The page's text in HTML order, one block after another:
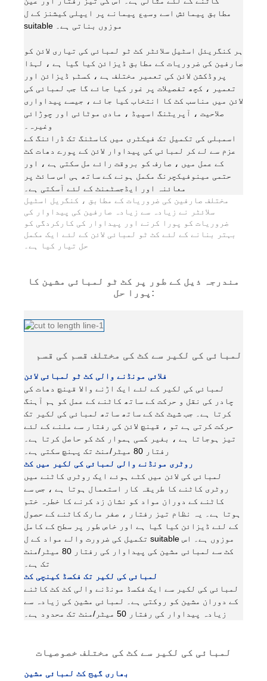
مطابق پیمائش اسے وسیع پیمانے پر ایپلی کیشنز کے ل
suitable موزوں بناتی ہے۔
ہر کنگریئل اسٹیل سلائٹر کٹ ٹو لمبائی کی تیاری لائن کو
صارفین کی ضروریات کے مطابق ڈیزائن کیا گیا ہے ، لہذا
پروڈکشن لائن کی تعمیر مختلف ہے ، کسٹم ڈیزائن اور
تعمیر ، کچھ تفصیلات پر غور کیا جائے گا جب لمبائی کی
لائن میں مناسب کٹ کا انتخاب کیا جائے ، جیسے پیداواری
صلاحیت ، آپریٹنگ اسپیڈ ، مادی موٹائی اور چوڑائی
وغیرہ۔
اسمبلی کی تکمیل تک فیکٹری میں کاسٹنگ تک ڈرائنگ کے
عزم سے لے کر لمبائی کی پیداوار لائن کے پورے دھات کٹ
کے عمل میں ، صارف کو بروقت رائے مل سکتی ہے ، اور
حتمی مینوفیکچرنگ مکمل ہونے کے ساتھ ہی اس سائٹ پر
معائنہ اور ایڈجسٹمنٹ کے لئے آسکتی ہے۔
مختلف صارفین کی ضروریات کے مطابق ، کنگریل اسٹیل
سلائٹر نے زیادہ سے زیادہ صارفین کی پیداوار کی
ضروریات کو پورا کرنے اور پیداوار کی کارکردگی کو
بہتر بنانے کے لئے کٹ ٹو لمبائی لائن کے لئے ایک مکمل
حل تیار کیا ہے۔
مندرجہ ذیل کے طور پر کٹ ٹو لمبائی مشین کا
پورا حل:
لمبائی کی لکیر سے کٹ کی مختلف قسم کی قسم
فلائی مونڈنے والی کٹ ٹو لمبائی لائن
لمبائی کی لکیر کے لئے ایک اڑنے والا قینچ دھات کی
چادر کی نقل و حرکت کے ساتھ کاٹنے کے عمل کو ہم آہنگ
کرتا ہے۔ جب شیٹ کٹ کے ساتھ ساتھ لمبائی کی لکیر تک
حرکت کرتی ہے تو ، قینچ لائن کی رفتار سے ملنے کے لئے
تیز ہوجاتا ہے ، بغیر کسی ہموار کٹ کو حاصل کرتا ہے۔
رفتار 80 میٹر/منٹ تک پہنچ سکتی ہے۔
روٹری مونڈنے والی لمبائی کی لکیر میں کٹ
لمبائی کی لائن میں کٹے ہوئے ایک روٹری کاٹنے میں
روٹری کاٹنے کا طریقہ کار استعمال ہوتا ہے ، جس سے
کاٹنے کے دوران مواد کو نشان زد کرنے کا خطرہ ختم
ہوتا ہے۔ یہ نظام تیز رفتار ، صفر مارک کاٹنے کے حصول
کے لئے ڈیزائن کیا گیا ہے اور خاص طور پر سطح کے کامل
تکمیل کی ضرورت والے مواد کے ل suitable موزوں ہے۔ اس
کٹ سے لمبائی مشین کی پیداوار کی رفتار 80 میٹر/منٹ
تک ہے۔
لمبائی کی لکیر تک فکسڈ کینچی کٹ
لمبائی کی لکیر سے ایک فکسڈ مونڈنے والی کٹ کٹ کاٹنے
کے دوران مشین کو روکتی ہے۔ لمبائی مشین کی زیادہ سے
زیادہ پیداوار کی رفتار 50 میٹر/منٹ تک محدود ہے۔
لمبائی کی لکیر سے کٹ کی مختلف خصوصیات
بھاری گیج کٹ لمبائی مشین